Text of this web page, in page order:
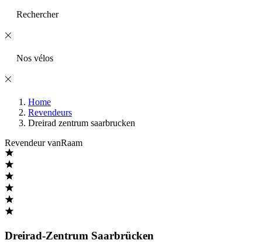
Rechercher
Nos vélos
Home
Revendeurs
Dreirad zentrum saarbrucken
Revendeur vanRaam
Dreirad-Zentrum Saarbrücken